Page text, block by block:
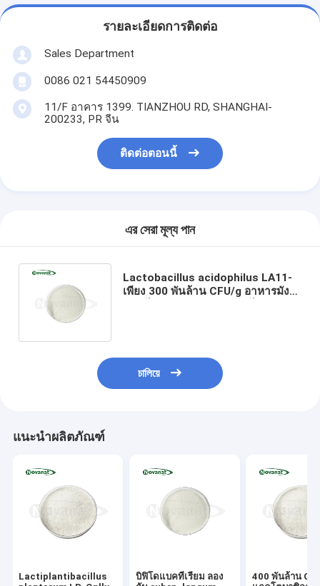
รายละเอียดการติดต่อ
Sales Department
0086 021 54450909
11/F อาคาร 1399. TIANZHOU RD, SHANGHAI-
200233, PR จีน
ติดต่อตอนนี้
এর সেরা মূল্য পান
Lactobacillus acidophilus LA11-
เพียง 300 พันล้าน CFU/g อาหารมังส
চালিয়ে
แนะนำผลิตภัณฑ์
Lactiplantibacillus
บิฟิโดแบคทีเรียม ลอง
400 พันล้าน